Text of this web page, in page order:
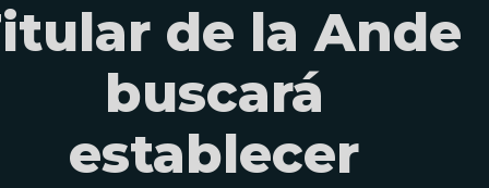
de la Ande
buscará
establecer